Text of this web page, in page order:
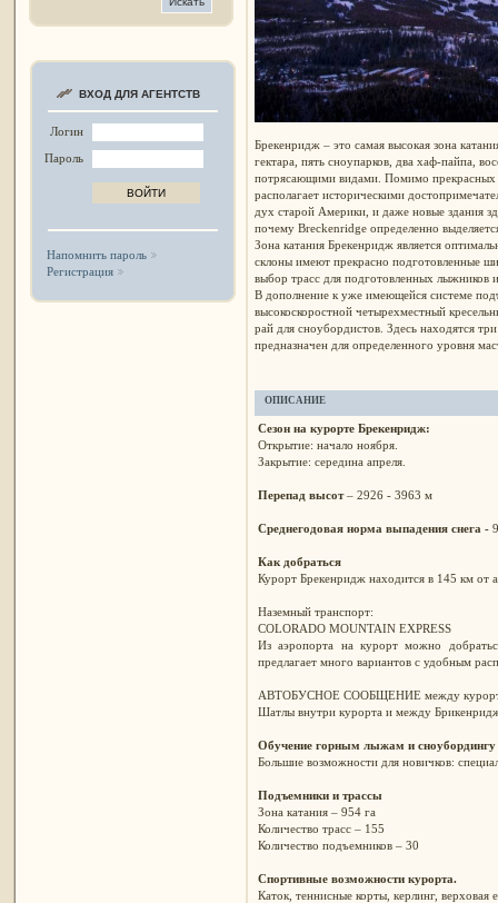
ВХОД ДЛЯ АГЕНТСТВ
Логин
Пароль
Напомнить пароль
Регистрация
Брекенридж – это самая высокая зона
гектара, пять сноупарков, два хаф-пайпа,
потрясающими видами. Помимо прекрасных
располагает историческими
дух старой Америки, и даже новые здания
почему Breckenridge определенно
Зона катания Брекенридж является
склоны имеют прекрасно подготовленные
выбор трасс для подготовленных лыжников
В дополнение к уже имеющейся системе
высокоскоростной четырехместный
рай для сноубордистов. Здесь находятся
предназначен для определенного уровня
ОПИСАНИЕ
Сезон на курорте Брекенридж:
Открытие: начало ноября.
Закрытие: середина апреля.
Перепад высот– 2926 - 3963 м
Среднегодовая норма выпадения снега -
Как добраться
Курорт Брекенридж находится в 145 км
Наземный транспорт:
COLORADO MOUNTAIN EXPRESS
Из аэропорта на курорт можно
предлагает много вариантов с удобным
АВТОБУСНОЕ СООБЩЕНИЕ между
Шатлы внутри курорта и между
Обучение горным лыжам и сноубордингу
Большие возможности для новичков:
Подъемники и трассы
Зона катания – 954 га
Количество трасс – 155
Количество подъемников – 30
Спортивные возможности курорта.
Каток, теннисные корты, керлинг,